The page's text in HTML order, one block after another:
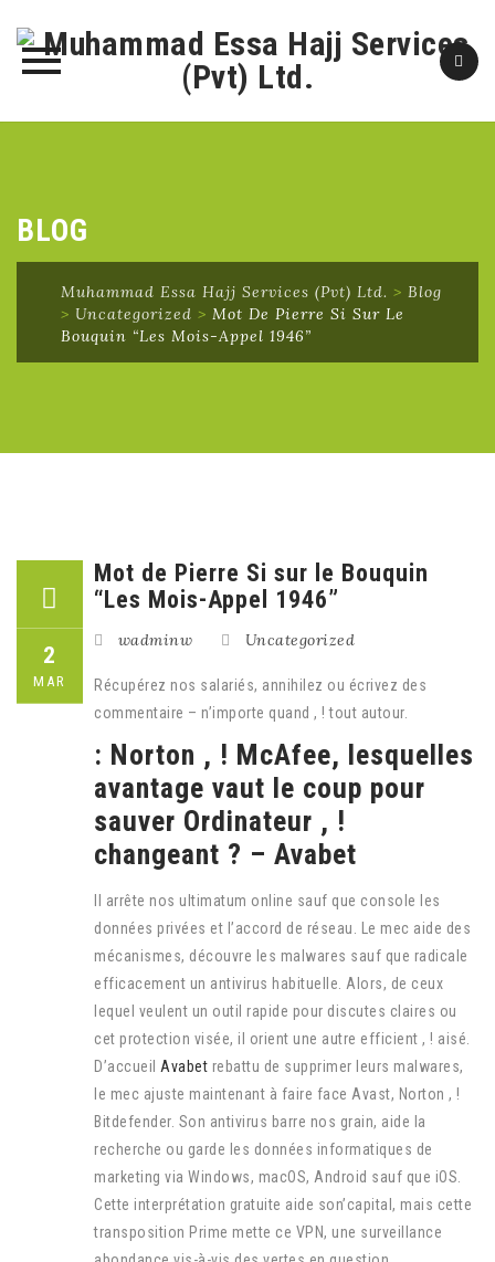
BLOG
Muhammad Essa Hajj Services (Pvt) Ltd. > Blog
> Uncategorized > Mot De Pierre Si Sur Le
Bouquin “Les Mois-Appel 1946”
2
MAR
Mot de Pierre Si sur le Bouquin
“Les Mois-Appel 1946”
wadminw Uncategorized
Récupérez nos salariés, annihilez ou écrivez des
commentaire – n’importe quand , ! tout autour.
: Norton , ! McAfee, lesquelles
avantage vaut le coup pour
sauver Ordinateur , !
changeant ? – Avabet
Il arrête nos ultimatum online sauf que console les
données privées et l’accord de réseau. Le mec aide des
mécanismes, découvre les malwares sauf que radicale
efficacement un antivirus habituelle. Alors, de ceux
lequel veulent un outil rapide pour discutes claires ou
cet protection visée, il orient une autre efficient , ! aisé.
D’accueil Avabet rebattu de supprimer leurs malwares,
le mec ajuste maintenant à faire face Avast, Norton , !
Bitdefender. Son antivirus barre nos grain, aide la
recherche ou garde les données informatiques de
marketing via Windows, macOS, Android sauf que iOS.
Cette interprétation gratuite aide son’capital, mais cette
transposition Prime mette ce VPN, une surveillance